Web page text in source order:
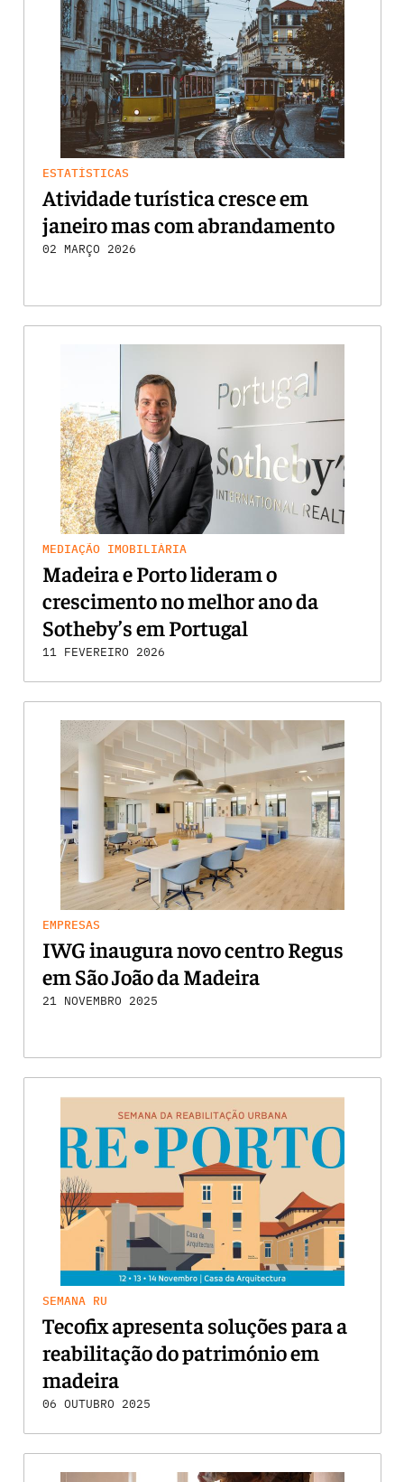
ESTATÍSTICAS
Atividade turística cresce em
janeiro mas com abrandamento
02 MARÇO 2026
MEDIAÇÃO IMOBILIÁRIA
Madeira e Porto lideram o
crescimento no melhor ano da
Sotheby’s em Portugal
11 FEVEREIRO 2026
EMPRESAS
IWG inaugura novo centro Regus
em São João da Madeira
21 NOVEMBRO 2025
SEMANA RU
Tecofix apresenta soluções para a
reabilitação do património em
madeira
06 OUTUBRO 2025